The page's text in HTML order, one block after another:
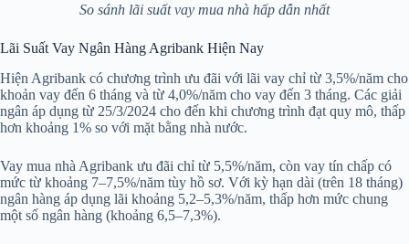
So sánh lãi suất vay mua nhà hấp dẫn nhất
Lãi Suất Vay Ngân Hàng Agribank Hiện Nay
Hiện Agribank có chương trình ưu đãi với lãi vay chỉ từ 3,5%/năm cho
khoản vay đến 6 tháng và từ 4,0%/năm cho vay đến 3 tháng. Các giải
ngân áp dụng từ 25/3/2024 cho đến khi chương trình đạt quy mô, thấp
hơn khoảng 1% so với mặt bằng nhà nước.
Vay mua nhà Agribank ưu đãi chỉ từ 5,5%/năm, còn vay tín chấp có
mức từ khoảng 7–7,5%/năm tùy hồ sơ. Với kỳ hạn dài (trên 18 tháng)
ngân hàng áp dụng lãi khoảng 5,2–5,3%/năm, thấp hơn mức chung
một số ngân hàng (khoảng 6,5–7,3%).